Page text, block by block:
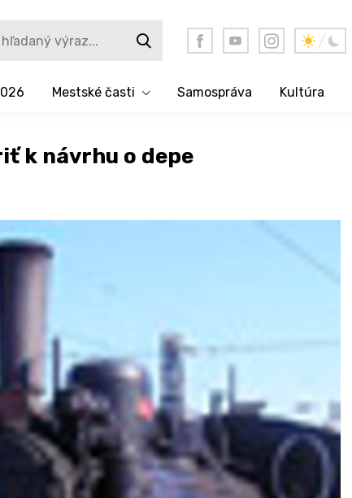
Mestské časti Samospráva Kultúra
k návrhu o depe